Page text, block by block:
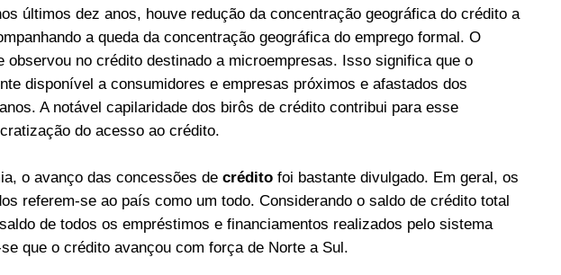
últimos dez anos, houve redução da concentração geográfica do crédito a
a queda da concentração geográfica do emprego formal. O
observou no crédito destinado a microempresas. Isso significa que o
disponível a consumidores e empresas próximos e afastados dos
A notável capilaridade dos birôs de crédito contribui para esse
do acesso ao crédito.
o avanço das concessões de crédito foi bastante divulgado. Em geral, os
referem-se ao país como um todo. Considerando o saldo de crédito total
de todos os empréstimos e financiamentos realizados pelo sistema
que o crédito avançou com força de Norte a Sul.